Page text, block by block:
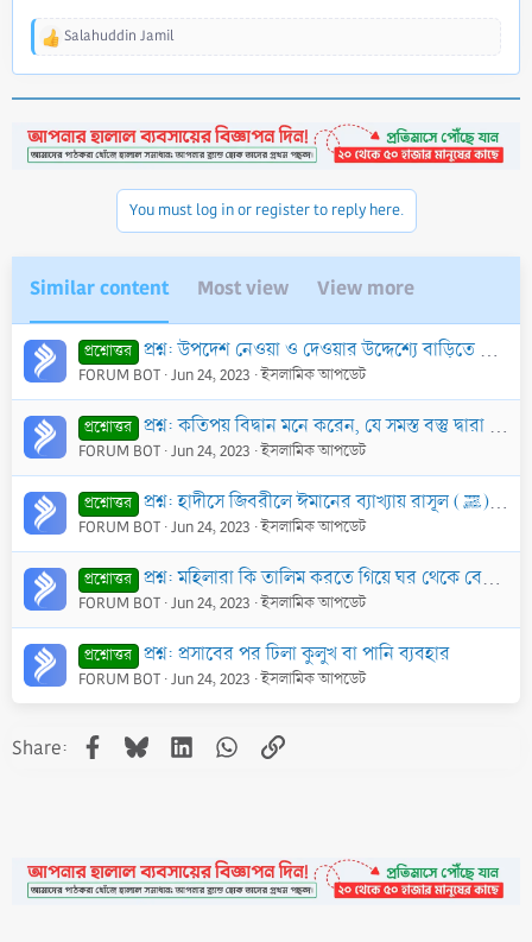
R
t
i
Salahuddin Jamil
You must log in or register to reply here.
Similar content Most view View more
প্রশ্নোত্তর প্রশ্ন: উপদেশ নেওয়া ও দেওয়ার উদ্দেশ্যে বাড়িতে বা অফিসে কুরআনী আয়াত বা হাদীসের বানী লিখে টাঙ্গিয়ে রাখা বৈধ কি?
FORUM BOT Jun 24, 2023 ইসলামিক আপডেট
প্রশ্নোত্তর প্রশ্ন: কতিপয় বিদ্বান মনে করেন, যে সমস্ত বস্তু দ্বারা ফিতরা দেওয়ার কথা হাদীসে বর্ণিত হয়েছে, তা যেহেতু বর্তমানে পাওয়া যায়, তাই চাউল দ্বারা ফিতরা দেওয়া
FORUM BOT Jun 24, 2023 ইসলামিক আপডেট
প্রশ্নোত্তর প্রশ্ন: হাদীসে জিবরীলে ঈমানের ব্যাখ্যায় রাসূল (ﷺ) কি বলেছেন?
FORUM BOT Jun 24, 2023 ইসলামিক আপডেট
প্রশ্নোত্তর প্রশ্ন: মহিলারা কি তালিম করতে গিয়ে ঘর থেকে বের হতে পারবে ? তারা কিভাবে দ্বীন প্রচার করবে ?
FORUM BOT Jun 24, 2023 ইসলামিক আপডেট
প্রশ্নোত্তর প্রশ্ন: প্রসাবের পর ঢিলা কুলুখ বা পানি ব্যবহার
FORUM BOT Jun 24, 2023 ইসলামিক আপডেট
Share: Facebook
BlueskyLinkedInWhatsApp
Link